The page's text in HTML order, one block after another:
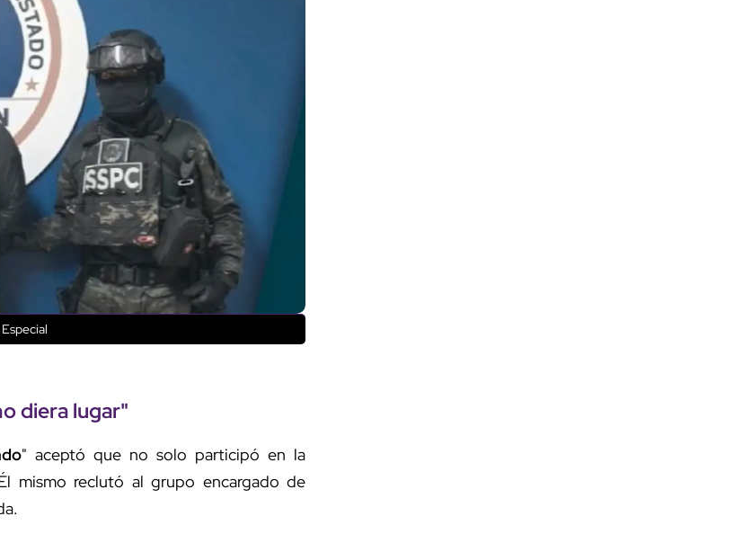
diera lugar"
" aceptó que no solo participó en la
mismo reclutó al grupo encargado de